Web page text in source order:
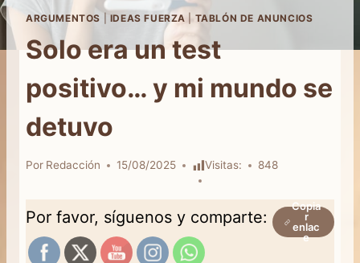
ARGUMENTOS IDEAS FUERZA TABLÓN DE ANUNCIOS
Solo era un test
positivo… y mi mundo se
detuvo
Por Redacción 15/08/2025 Visitas: 848
Por favor, síguenos y comparte:
Copia
r
enlac
e